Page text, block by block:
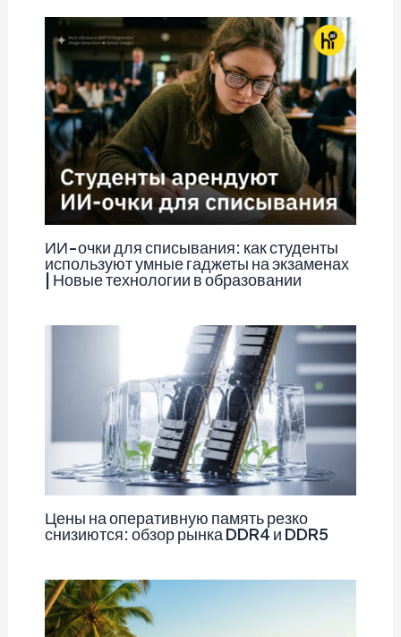
ИИ-очки для списывания: как студенты
используют умные гаджеты на экзаменах
| Новые технологии в образовании
Цены на оперативную память резко
снизиются: обзор рынка DDR4 и DDR5